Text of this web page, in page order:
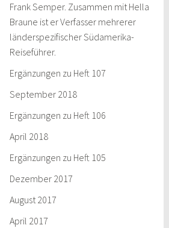
Frank Semper. Zusammen mit Hella
Braune ist er Verfasser mehrerer
länderspezifischer Südamerika-
Reiseführer.
Ergänzungen zu Heft 107
September 2018
Ergänzungen zu Heft 106
April 2018
Ergänzungen zu Heft 105
Dezember 2017
August 2017
April 2017